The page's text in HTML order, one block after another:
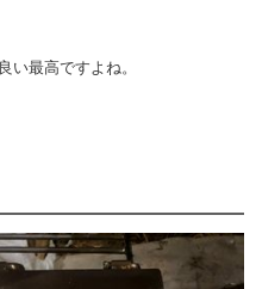
い最高ですよね。